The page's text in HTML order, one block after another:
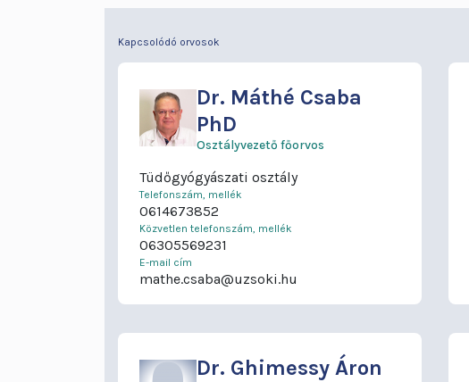
Kapcsolódó orvosok
Dr. Máthé Csaba
PhD
Osztályvezető főorvos
Tüdőgyógyászati osztály
Telefonszám, mellék
0614673852
Közvetlen telefonszám, mellék
06305569231
E-mail cím
mathe.csaba@uzsoki.hu
Dr. Ghimessy Áron